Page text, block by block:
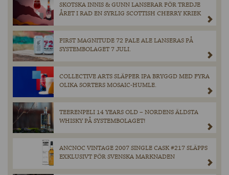
SKOTSKA INNIS & GUNN LANSERAR FÖR TREDJE
ÅRET I RAD EN SYRLIG SCOTTISH CHERRY KRIEK
FIRST MAGNITUDE 72 PALE ALE LANSERAS PÅ
SYSTEMBOLAGET 7 JULI.
COLLECTIVE ARTS SLÄPPER IPA BRYGGD MED FYRA
OLIKA SORTERS MOSAIC-HUMLE.
TEERENPELI 14 YEARS OLD – NORDENS ÄLDSTA
WHISKY PÅ SYSTEMBOLAGET!
ANCNOC VINTAGE 2007 SINGLE CASK #217 SLÄPPS
EXKLUSIVT FÖR SVENSKA MARKNADEN